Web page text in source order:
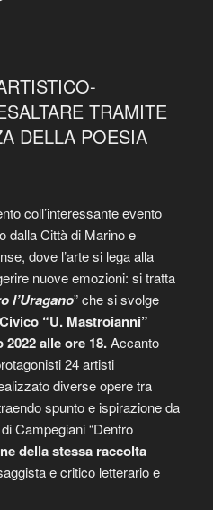
TRAMITE
DELLA POESIA
coll’interessante evento
dalla Città di Marino e
dove l’arte si lega alla
nuove emozioni: si tratta
l’Uragano” che si svolge
“U. Mastroianni”
alle ore 18.Accanto
24 artisti
diverse opere tra
spunto e ispirazione da
Campegiani “Dentro
della stessa raccolta
e critico letterario e